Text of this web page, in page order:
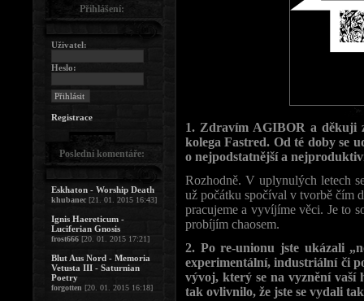
1. Zdravím AGIBOR a děkuji
kolega Fastred. Od té doby se
o nejpodstatnější a
Rozhodně. V uplynulých letech
už počátku spočíval v tvorbě čím
pracujeme a vyvíjíme věci. Je to
probíjím chaosem.
2. Po re-unionu jste ukázali
experimentální, industriální či
vývoj, který se na vyznění vaší
tak ovlivnilo, že jste se vydali
Přihlášení:
Uživatel:
Heslo:
Registrace
Poslední komentáře:
Eskhaton - Worship Death
khubanec [21. 01. 2015 16:43]
Ignis Haereticum -
Luciferian Gnosis
frost666 [20. 01. 2015 17:21]
Blut Aus Nord - Memoria
Vetusta III - Saturnian
Poetry
forgotten [20. 01. 2015 16:18]